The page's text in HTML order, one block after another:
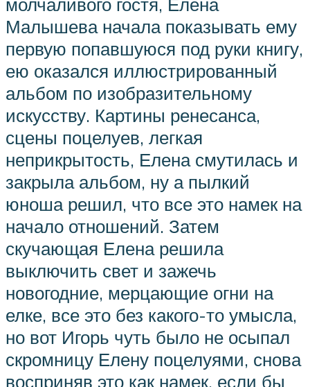
Малышева начала показывать ему
первую попавшуюся под руки книгу,
ею оказался иллюстрированный
альбом по изобразительному
искусству. Картины ренесанса,
сцены поцелуев, легкая
неприкрытость, Елена смутилась и
закрыла альбом, ну а пылкий
юноша решил, что все это намек на
начало отношений. Затем
скучающая Елена решила
выключить свет и зажечь
новогодние, мерцающие огни на
елке, все это без какого-то умысла,
но вот Игорь чуть было не осыпал
скромницу Елену поцелуями, снова
восприняв это как намек, если бы